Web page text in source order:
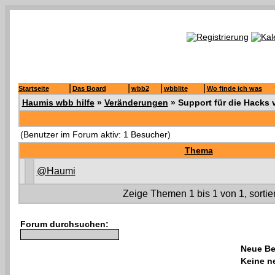
Startseite Das Board wbb2 wbblite Wo finde ich was
Haumis wbb hilfe» Veränderungen » Support für die Hacks
(Benutzer im Forum aktiv: 1 Besucher)
Thema
@Haumi
Zeige Themen 1 bis 1 von 1,
Forum durchsuchen:
Neue
Keine